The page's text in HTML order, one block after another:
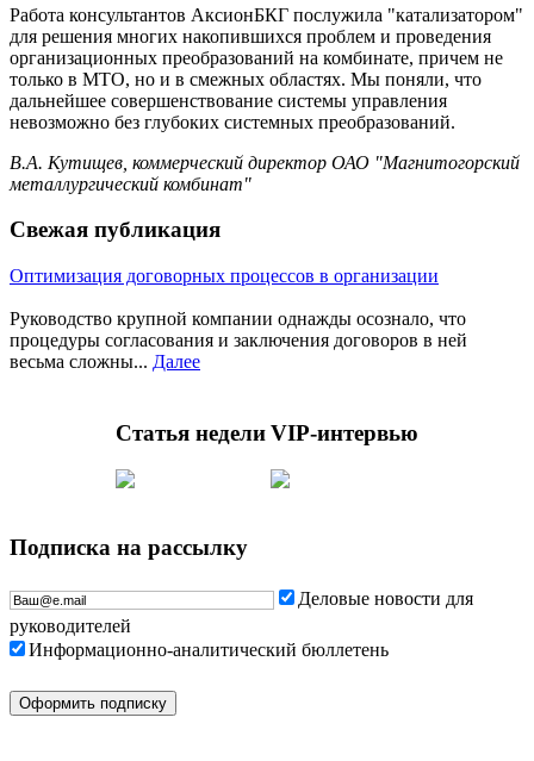
Работа консультантов АксионБКГ послужила "катализатором"
для решения многих накопившихся проблем и проведения
организационных преобразований на комбинате, причем не
только в МТО, но и в смежных областях. Мы поняли, что
дальнейшее совершенствование системы управления
невозможно без глубоких системных преобразований.
В.А. Кутищев, коммерческий директор ОАО "Магнитогорский
металлургический комбинат"
Свежая публикация
Оптимизация договорных процессов в организации
Руководство крупной компании однажды осознало, что
процедуры согласования и заключения договоров в ней
весьма сложны... Далее
Статья неделиVIP-интервью
Подписка на рассылку
Деловые новости для
руководителей
Информационно-аналитический бюллетень